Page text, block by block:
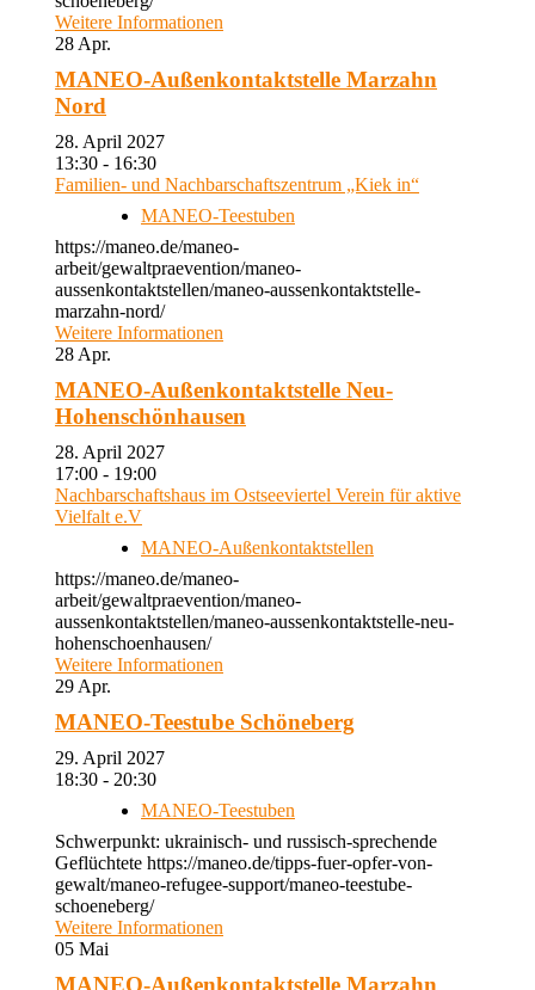
Weitere Informationen
28 Apr.
MANEO-Außenkontaktstelle Marzahn
Nord
28. April 2027
13:30 - 16:30
Familien- und Nachbarschaftszentrum „Kiek in“
MANEO-Teestuben
https://maneo.de/maneo-
arbeit/gewaltpraevention/maneo-
aussenkontaktstellen/maneo-aussenkontaktstelle-
marzahn-nord/
Weitere Informationen
28 Apr.
MANEO-Außenkontaktstelle Neu-
Hohenschönhausen
28. April 2027
17:00 - 19:00
Nachbarschaftshaus im Ostseeviertel Verein für aktive
Vielfalt e.V
MANEO-Außenkontaktstellen
https://maneo.de/maneo-
arbeit/gewaltpraevention/maneo-
aussenkontaktstellen/maneo-aussenkontaktstelle-neu-
hohenschoenhausen/
Weitere Informationen
29 Apr.
MANEO-Teestube Schöneberg
29. April 2027
18:30 - 20:30
MANEO-Teestuben
Schwerpunkt: ukrainisch- und russisch-sprechende
Geflüchtete https://maneo.de/tipps-fuer-opfer-von-
gewalt/maneo-refugee-support/maneo-teestube-
schoeneberg/
Weitere Informationen
05 Mai
MANEO-Außenkontaktstelle Marzahn